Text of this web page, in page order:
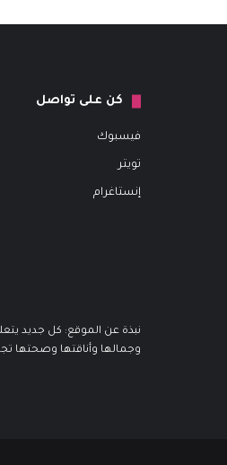
كن على تواصل
فيسبوك
تويتر
إنستاغرام
نبذة عن الموقع: كل جديد
وجمالها وأناقتها وصحتها